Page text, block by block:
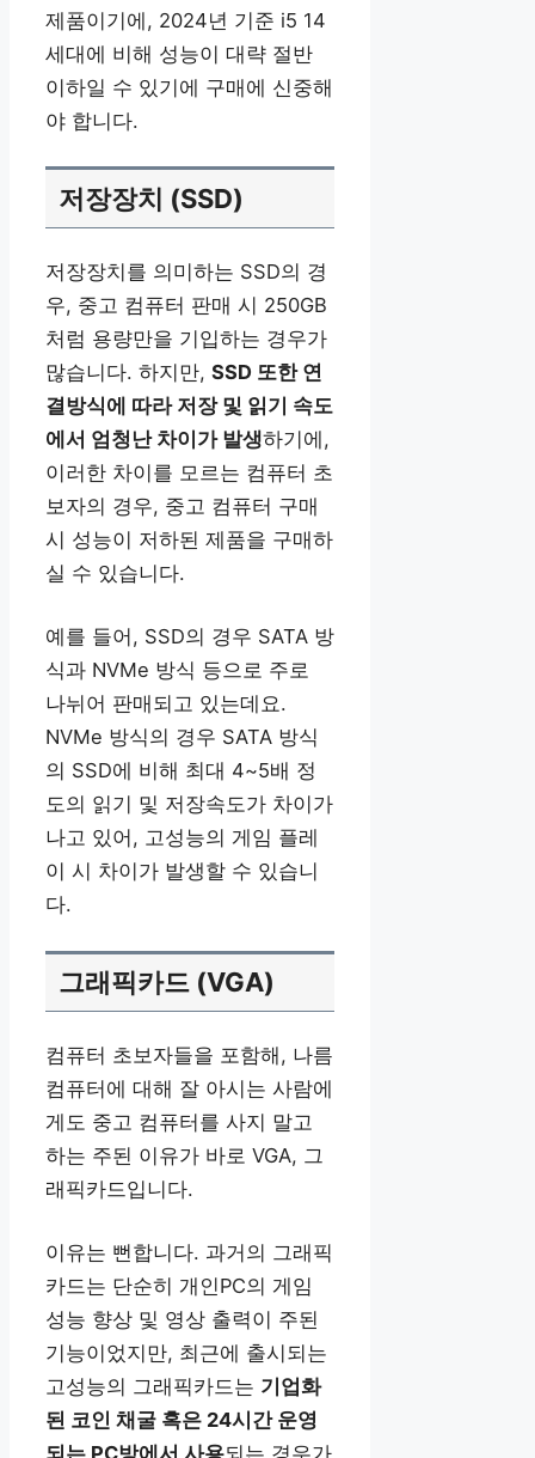
제품이기에, 2024년 기준 i5 14
세대에 비해 성능이 대략 절반
이하일 수 있기에 구매에 신중해
야 합니다.
저장장치 (SSD)
저장장치를 의미하는 SSD의 경
우, 중고 컴퓨터 판매 시 250GB
처럼 용량만을 기입하는 경우가
많습니다. 하지만, SSD 또한 연
결방식에 따라 저장 및 읽기 속도
에서 엄청난 차이가 발생하기에,
이러한 차이를 모르는 컴퓨터 초
보자의 경우, 중고 컴퓨터 구매
시 성능이 저하된 제품을 구매하
실 수 있습니다.
예를 들어, SSD의 경우 SATA 방
식과 NVMe 방식 등으로 주로
나뉘어 판매되고 있는데요.
NVMe 방식의 경우 SATA 방식
의 SSD에 비해 최대 4~5배 정
도의 읽기 및 저장속도가 차이가
나고 있어, 고성능의 게임 플레
이 시 차이가 발생할 수 있습니
다.
그래픽카드 (VGA)
컴퓨터 초보자들을 포함해, 나름
컴퓨터에 대해 잘 아시는 사람에
게도 중고 컴퓨터를 사지 말고
하는 주된 이유가 바로 VGA, 그
래픽카드입니다.
이유는 뻔합니다. 과거의 그래픽
카드는 단순히 개인PC의 게임
성능 향상 및 영상 출력이 주된
기능이었지만, 최근에 출시되는
고성능의 그래픽카드는 기업화
된 코인 채굴 혹은 24시간 운영
되는 PC방에서 사용되는 경우가